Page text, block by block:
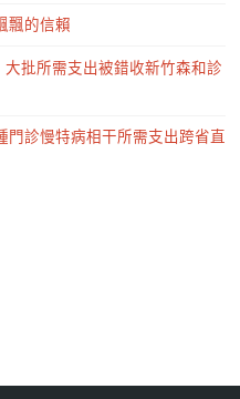
飄的信賴
批所需支出被錯收新竹森和診
門診慢特病相干所需支出跨省直